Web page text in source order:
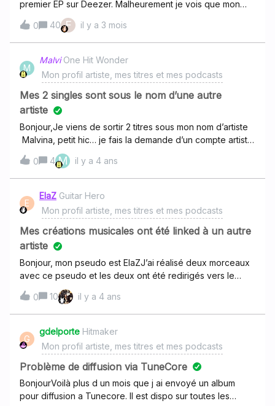
premier EP sur Deezer. Malheurement je vois que mon
projet est sur le mauvais profile d’artiste ayant le même
nom que moi. De ce fait je n’ai pas pu obtenir un accès à
mon propre compte artiste.mon EP :
http://www.deezer.com/album/271358962Mauvais profile :
https://deezer.page.link/tDK4NZkRGEf7PgJ88Merci
d’avance,Cordialement.
0 40 F il y a 3 mois
M
Malvi One Hit Wonder
Mon profil artiste, mes titres et mes podcasts
Mes 2 singles sont sous le nom d’une autre
artiste
Bonjour,Je viens de sortir 2 titres sous mon nom d’artiste
Malvina, petit hic… je fais la demande d’un compte artiste
et je me rend compte que mes 2 titres “Un million de
roses” et “Dansons avec les fous” se retrouvent sous le
nom d’une artiste qui n’est pas moi mais qui s’appelle
aussi Malvina.Que faire comme démarches pour rectifier
ce problème ?Merci beaucoup pour vos réponses!
0 4 M il y a 4 ans
E
ElaZ Guitar Hero
Mon profil artiste, mes titres et mes podcasts
Mes créations musicales ont été linked à un autre
artiste
Bonjour, mon pseudo est ElaZJ’ai réalisé deux morceaux
avec ce pseudo et les deux ont été redirigés vers le
profil d’un musicien que je ne connais pas (du nom de
Elaz (sans Z majuscule)
https://www.deezer.com/en/artist/1428426 Voici les deux
morceaux en question
:https://deezer.page.link/PysXBAYuJTZc1Ptb8https://deez
er.page.link/L962R9Ea5ZW97Hn39 Voici mon instagram
pour preuve https://www.instagram.com/elazmusic/ Mon
label avec lequel le premier morceau est sorti
(dreamhop) avait contacté deezer il y a de cela des
0 10 il y a 4 ans
G
gdelporte Hitmaker
Mon profil artiste, mes titres et mes podcasts
Problème de diffusion via TuneCore
BonjourVoilà plus d un mois que j ai envoyé un album
pour diffusion a Tunecore. Il est dispo sur toutes les